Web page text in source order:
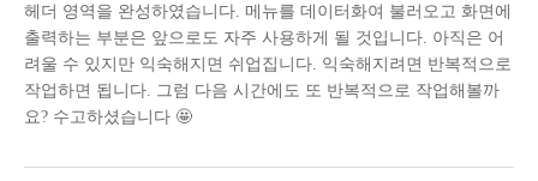
헤더 영역을 완성하였습니다. 메뉴를 데이터화여 불러오고 화면에
출력하는 부분은 앞으로도 자주 사용하게 될 것입니다. 아직은 어
려울 수 있지만 익숙해지면 쉬업집니다. 익숙해지려면 반복적으로
작업하면 됩니다. 그럼 다음 시간에도 또 반복적으로 작업해볼까
요? 수고하셨습니다 🤩